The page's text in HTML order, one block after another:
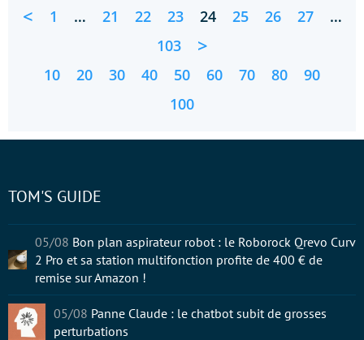
< 1 … 21 22 23 24 25 26 27
…
103
>
10 20 30 40 50 60 70 80
90
100
TOM'S GUIDE
05/08 Bon plan aspirateur robot : le Roborock Qrevo Curv
2 Pro et sa station multifonction profite de 400 € de
remise sur Amazon !
05/08 Panne Claude : le chatbot subit de grosses
perturbations